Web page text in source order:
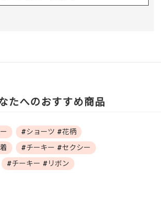
たへのおすすめ商品
#ショーツ #花柄
#チーキー #セクシー
#チーキー #リボン